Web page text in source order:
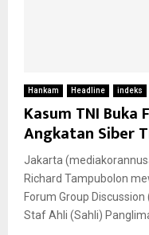
Hankam Headline indeks
Kasum TNI Buka
Angkatan Siber
Jakarta
Richard Tampubolon
Forum Group
Staf Ahli (Sahli) Panglima